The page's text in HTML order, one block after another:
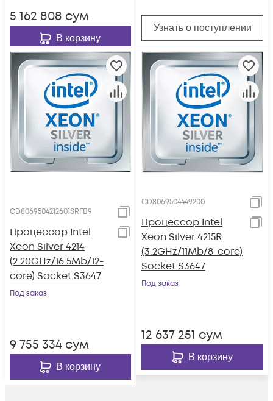
5 162 808 сум
В корзину
Узнать о поступлении
CD8069504212601SRFB9
Процессор Intel
Xeon Silver 4214
(2.20GHz/16.5Mb/12-
core) Socket S3647
Под заказ
9 755 334 сум
В корзину
CD8069504449200
Процессор Intel
Xeon Silver 4215R
(3.2GHz/11Mb/8-core)
Socket S3647
Под заказ
12 637 251 сум
В корзину